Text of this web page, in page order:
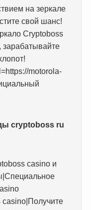
на зеркале
свой шанс!
Cryptoboss
зарабатывайте
motorola-
cryptoboss ru
casino и
casino|Получите